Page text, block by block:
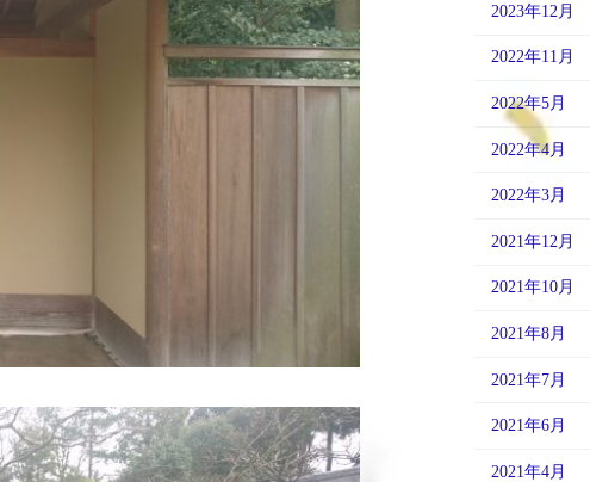
2023年12月
2022年11月
2022年5月
2022年4月
2022年3月
2021年12月
2021年10月
2021年8月
2021年7月
2021年6月
2021年4月